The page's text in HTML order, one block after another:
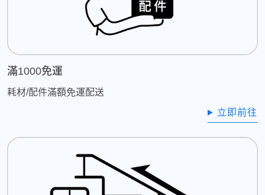
滿1000免運
耗材/配件滿額免運配送
立即前往